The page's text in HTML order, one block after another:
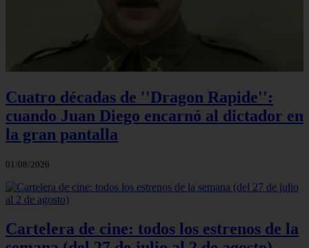
Cuatro décadas de ''Dragon Rapide'':
cuando Juan Diego encarnó al dictador en
la gran pantalla
01/08/2026
Cartelera de cine: todos los estrenos de la